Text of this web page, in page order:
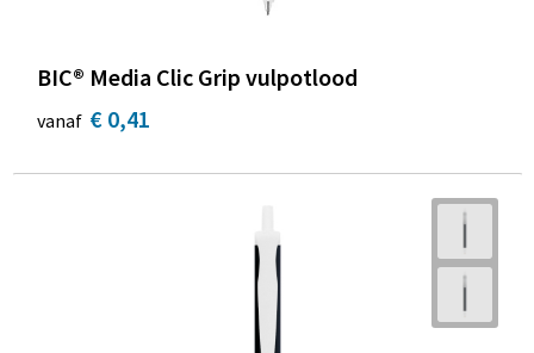
BIC® Media Clic Grip vulpotlood
vanaf € 0,41